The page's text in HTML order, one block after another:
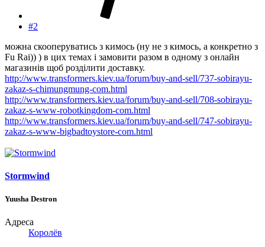
#2
можна скооперуватись з кимось (ну не з кимось, а конкретно з
Fu Rai)) ) в цих темах і замовити разом в одному з онлайн
магазинів щоб розділити доставку.
http://www.transformers.kiev.ua/forum/buy-and-sell/737-sobirayu-
zakaz-s-chimungmung-com.html
http://www.transformers.kiev.ua/forum/buy-and-sell/708-sobirayu-
zakaz-s-www-robotkingdom-com.html
http://www.transformers.kiev.ua/forum/buy-and-sell/747-sobirayu-
zakaz-s-www-bigbadtoystore-com.html
Stormwind
Yuusha Destron
Адреса
Королёв